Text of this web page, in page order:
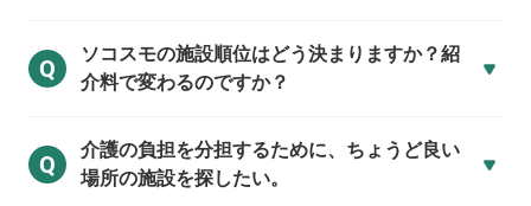
Q
ソコスモの施設順位はどう決まりますか？紹
介料で変わるのですか？
Q
介護の負担を分担するために、ちょうど良い
場所の施設を探したい。